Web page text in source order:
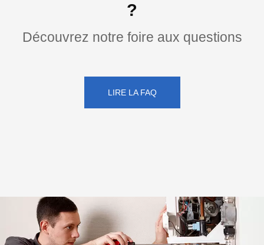
?
Découvrez notre foire aux questions
LIRE LA FAQ